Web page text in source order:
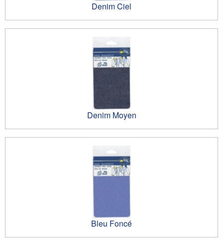
Denim Ciel
Denim Moyen
Bleu Foncé